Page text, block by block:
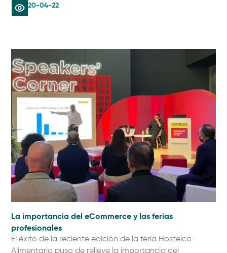
20-04-22
La importancia del eCommerce y las ferias
profesionales
El éxito de la reciente edición de la feria Hostelco-
Alimentaria puso de relieve la importancia del